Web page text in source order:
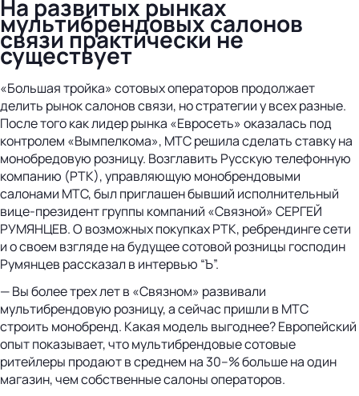
На развитых рынках
мультибрендовых салонов
связи практически не
существует
«Большая тройка» сотовых операторов продолжает
делить рынок салонов связи, но стратегии у всех разные.
После того как лидер рынка «Евросеть» оказалась под
контролем «Вымпелкома», МТС решила сделать ставку на
монобредовую розницу. Возглавить Русскую телефонную
компанию (РТК), управляющую монобрендовыми
салонами МТС, был приглашен бывший исполнительный
вице-президент группы компаний «Связной» СЕРГЕЙ
РУМЯНЦЕВ. О возможных покупках РТК, ребрендинге сети
и о своем взгляде на будущее сотовой розницы господин
Румянцев рассказал в интервью “Ъ”.
— Вы более трех лет в «Связном» развивали
мультибрендовую розницу, а сейчас пришли в МТС
строить монобренд. Какая модель выгоднее? Европейский
опыт показывает, что мультибрендовые сотовые
ритейлеры продают в среднем на 30–% больше на один
магазин, чем собственные салоны операторов.